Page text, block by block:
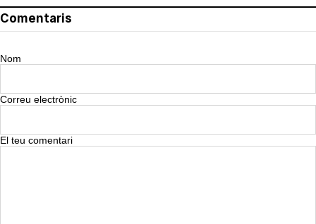
Comentaris
Nom
Correu electrònic
El teu comentari